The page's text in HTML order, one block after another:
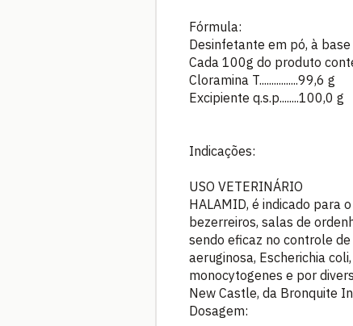
Fórmula:
Desinfetante em pó, à base
Cada 100g do produto
Cloramina T................99,6 g
Excipiente q.s.p........100,0 g
Indicações:
USO VETERINÁRIO
HALAMID, é indicado para
bezerreiros, salas de
sendo eficaz no controle
aeruginosa, Escherichia
monocytogenes e por
New Castle, da Bronquite
Dosagem: